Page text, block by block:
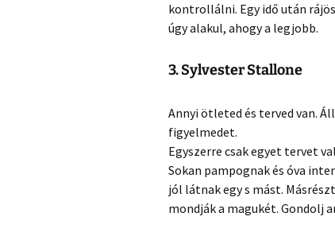
kontrollálni. Egy idő után
úgy alakul, ahogy a legjobb.
3. Sylvester Stallone
Annyi ötleted és terved van.
figyelmedet.
Egyszerre csak egyet tervet
Sokan pampognak és óva
jól látnak egy s mást.
mondják a magukét. Gondolj